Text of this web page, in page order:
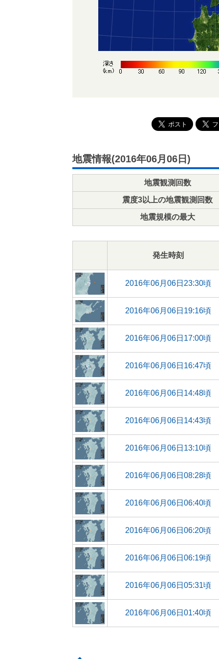
地震情報(2016年06月06日)
地震観測回数
震度3以上の地震観測回数
地震規模の最大
発生時刻
2016年06月06日23:30頃
2016年06月06日19:16頃
2016年06月06日17:00頃
2016年06月06日16:47頃
2016年06月06日14:48頃
2016年06月06日14:43頃
2016年06月06日13:10頃
2016年06月06日08:28頃
2016年06月06日06:40頃
2016年06月06日06:20頃
2016年06月06日06:19頃
2016年06月06日05:31頃
2016年06月06日01:40頃